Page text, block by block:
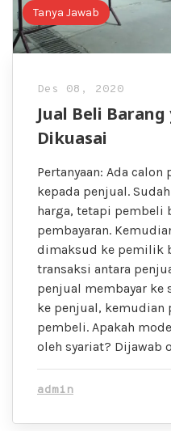
Tanya Jawab
Des 08, 2020
Jual Beli
Dikuasai
Pertanyaan: Ada
kepada penjual.
harga, tetapi pembeli
pembayaran.
dimaksud ke pemilik
transaksi antara
penjual membayar
ke penjual, kemudian
pembeli. Apakah
oleh syariat? Dijawab
admin